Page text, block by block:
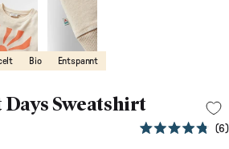
Bio Entspannt
Sweatshirt
6